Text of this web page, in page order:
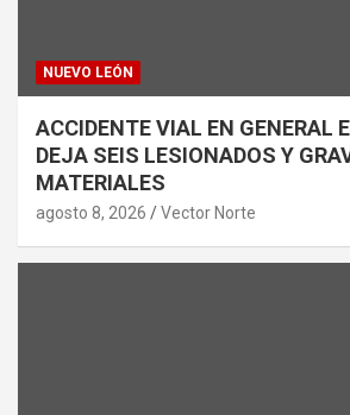
NUEVO LEÓN
ACCIDENTE VIAL EN GENERAL
DEJA SEIS LESIONADOS Y
MATERIALES
agosto 8, 2026 Vector Norte